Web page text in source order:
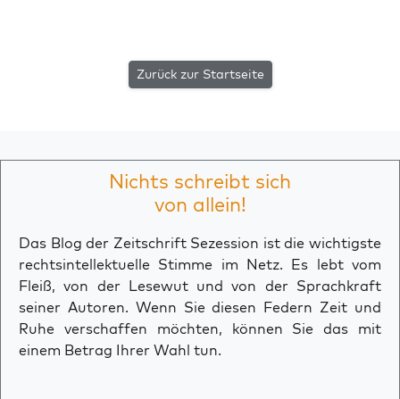
Zurück zur Startseite
Nichts schreibt sich
von allein!
Das Blog der Zeitschrift Sezession ist die wichtigste
rechtsintellektuelle Stimme im Netz. Es lebt vom
Fleiß, von der Lesewut und von der Sprachkraft
seiner Autoren. Wenn Sie diesen Federn Zeit und
Ruhe verschaffen möchten, können Sie das mit
einem Betrag Ihrer Wahl tun.